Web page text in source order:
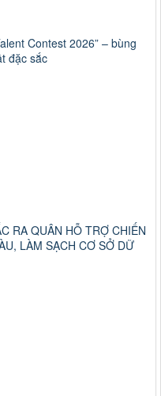
Contest 2026” – bùng
đặc sắc
RA QUÂN HỖ TRỢ CHIẾN
LÀM SẠCH CƠ SỞ DỮ